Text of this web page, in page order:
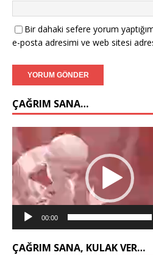
Bir dahaki sefere yorum
e-posta adresimi ve web sitesi
ÇAĞRIM SANA…
oynatıcı
00:00
ÇAĞRIM SANA, KULAK VER…